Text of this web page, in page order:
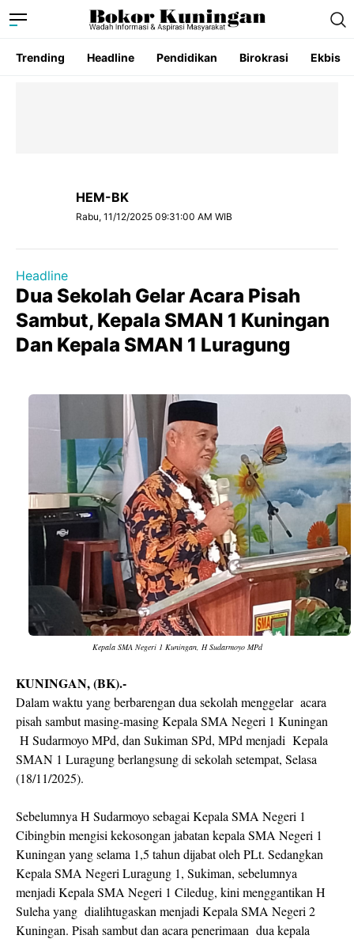
Trending Headline Pendidikan Birokrasi Ekbis
HEM-BK
Rabu, 11/12/2025 09:31:00 AM WIB
Headline
Dua Sekolah Gelar Acara Pisah
Sambut, Kepala SMAN 1 Kuningan
Dan Kepala SMAN 1 Luragung
Kepala SMA Negeri 1 Kuningan, H Sudarmoyo MPd
KUNINGAN, (BK).-
Dalam waktu yang berbarengan dua sekolah menggelar acara
pisah sambut masing-masing Kepala SMA Negeri 1 Kuningan
H Sudarmoyo MPd, dan Sukiman SPd, MPd menjadi Kepala
SMAN 1 Luragung berlangsung di sekolah setempat, Selasa
(18/11/2025).
Sebelumnya H Sudarmoyo sebagai Kepala SMA Negeri 1
Cibingbin mengisi kekosongan jabatan kepala SMA Negeri 1
Kuningan yang selama 1,5 tahun dijabat oleh PLt. Sedangkan
Kepala SMA Negeri Luragung 1, Sukiman, sebelumnya
menjadi Kepala SMA Negeri 1 Ciledug, kini menggantikan H
Suleha yang dialihtugaskan menjadi Kepala SMA Negeri 2
Kuningan. Pisah sambut dan acara penerimaan dua kepala